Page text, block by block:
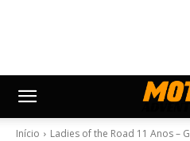
Início Ladies of the Road 11 Anos –